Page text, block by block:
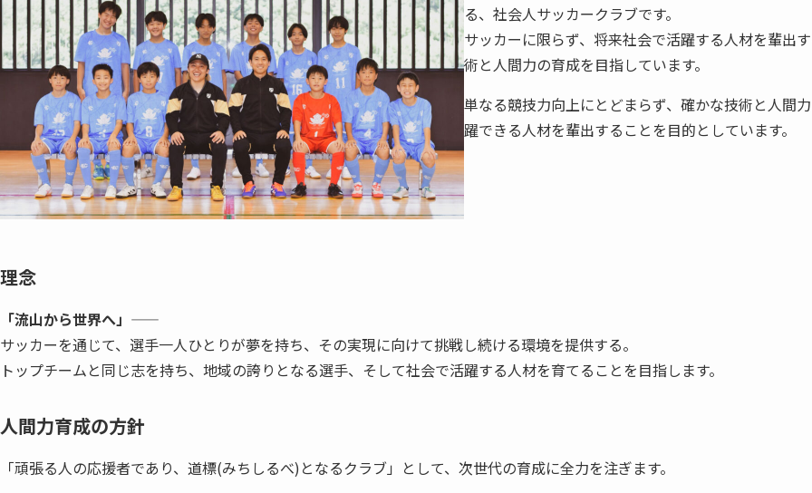
る、社会人サッカークラブです。
サッカーに限らず、将来社会で活躍する人材を輩出
術と人間力の育成を目指しています。
単なる競技力向上にとどまらず、確かな技術と人間
躍できる人材を輩出することを目的としています。
理念
「流山から世界へ」——
サッカーを通じて、選手一人ひとりが夢を持ち、その実現に向けて挑戦し続ける環境を提供する。
トップチームと同じ志を持ち、地域の誇りとなる選手、そして社会で活躍する人材を育てることを目指します。
人間力育成の方針
「頑張る人の応援者であり、道標(みちしるべ)となるクラブ」として、次世代の育成に全力を注ぎます。